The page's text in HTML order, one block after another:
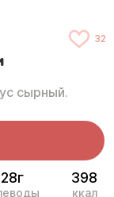
32
сырный.
28г 398
ккал